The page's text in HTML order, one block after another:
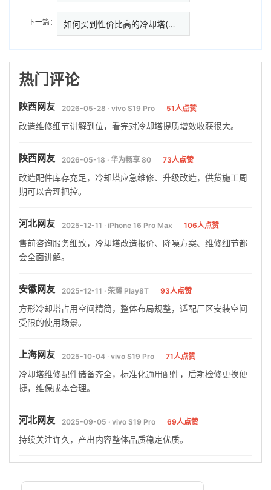
下一篇： 如何买到性价比高的冷却塔(判断
热门评论
陕西网友 2026-05-28 · vivo S19 Pro 51人点赞
改造维修细节讲解到位，看完对冷却塔提质增效收获很大。
陕西网友 2026-05-18 · 华为畅享 80 73人点赞
改造配件库存充足，冷却塔应急维修、升级改造，供货施工周
期可以合理把控。
河北网友 2025-12-11 · iPhone 16 Pro Max 106人点赞
售前咨询服务细致，冷却塔改造报价、降噪方案、维修细节都
会全面讲解。
安徽网友 2025-12-11 · 荣耀 Play8T 93人点赞
方形冷却塔占用空间精简，整体布局规整，适配厂区安装空间
受限的使用场景。
上海网友 2025-10-04 · vivo S19 Pro 71人点赞
冷却塔维修配件储备齐全，标准化通用配件，后期检修更换便
捷，维保成本合理。
河北网友 2025-09-05 · vivo S19 Pro 69人点赞
持续关注许久，产出内容整体品质稳定优质。